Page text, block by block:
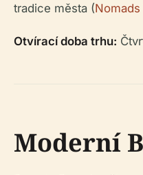
tradice města (
Otvírací doba trhu:
Moderní